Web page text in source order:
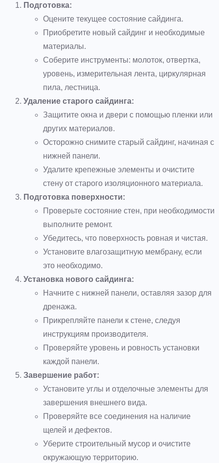
Подготовка:
Оцените текущее состояние сайдинга.
Приобретите новый сайдинг и необходимые
материалы.
Соберите инструменты: молоток, отвертка,
уровень, измерительная лента, циркулярная
пила, лестница.
Удаление старого сайдинга:
Защитите окна и двери с помощью пленки или
других материалов.
Осторожно снимите старый сайдинг, начиная с
нижней панели.
Удалите крепежные элементы и очистите
стену от старого изоляционного материала.
Подготовка поверхности:
Проверьте состояние стен, при необходимости
выполните ремонт.
Убедитесь, что поверхность ровная и чистая.
Установите влагозащитную мембрану, если
это необходимо.
Установка нового сайдинга:
Начните с нижней панели, оставляя зазор для
дренажа.
Прикрепляйте панели к стене, следуя
инструкциям производителя.
Проверяйте уровень и ровность установки
каждой панели.
Завершение работ:
Установите углы и отделочные элементы для
завершения внешнего вида.
Проверяйте все соединения на наличие
щелей и дефектов.
Уберите строительный мусор и очистите
окружающую территорию.